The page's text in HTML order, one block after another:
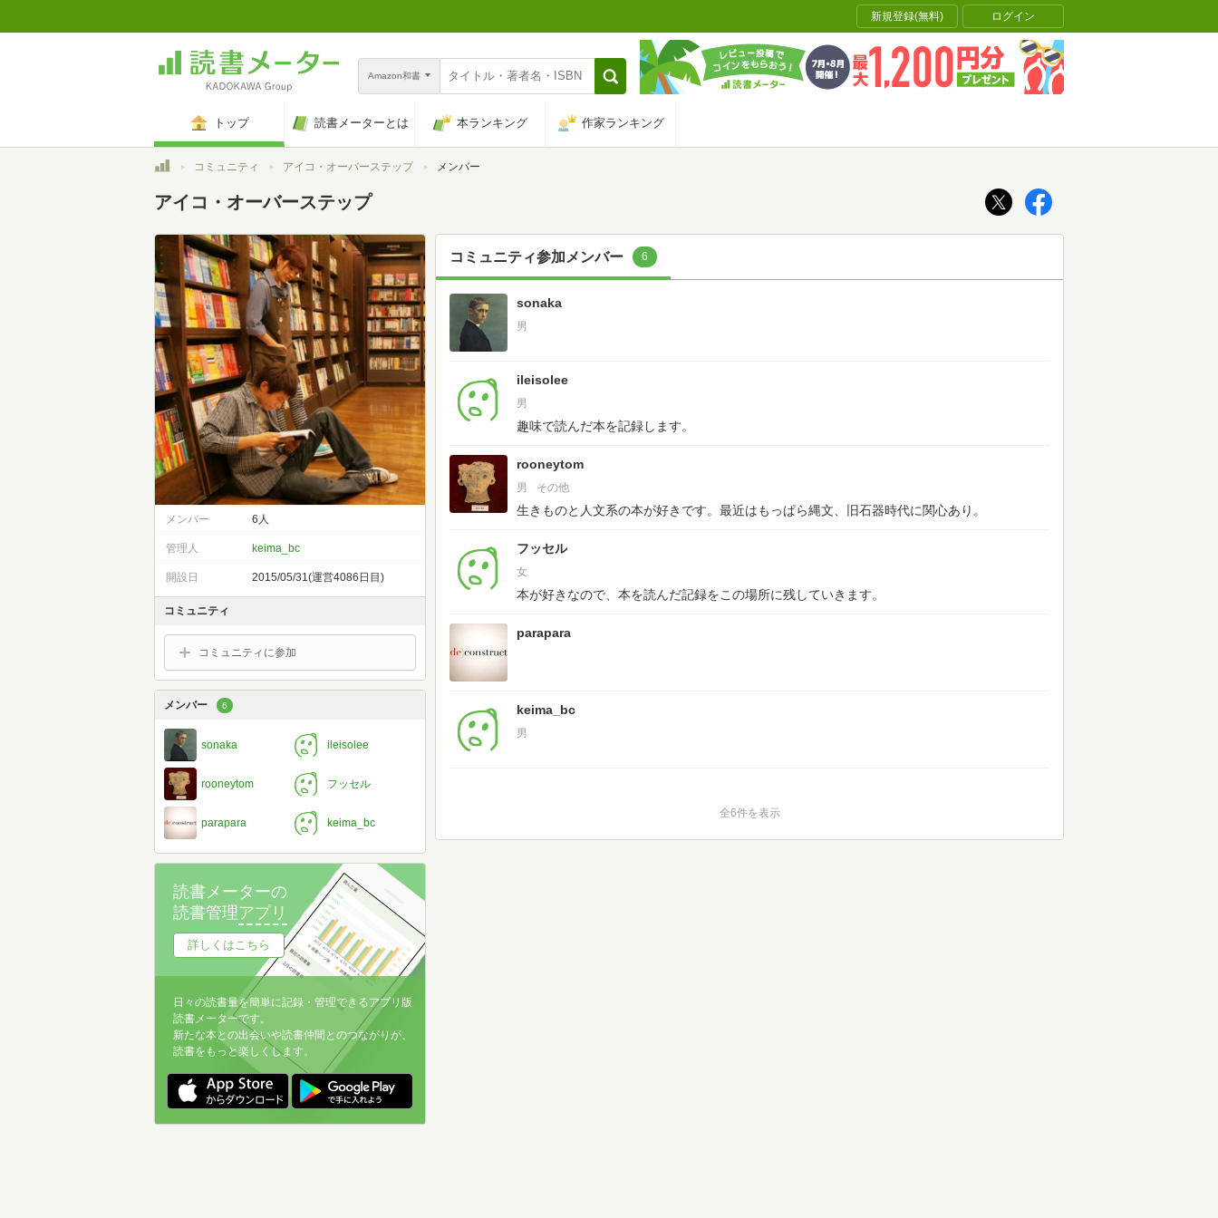
新規登録(無料) ログイン
Amazon和書
トップ 読書メーターとは 本ランキング 作家ランキング
トップコミュニティ アイコ・オーバーステップ メンバー
アイコ・オーバーステップ
コミュニティ参加メンバー 6
sonaka
男
ileisolee
男
趣味で読んだ本を記録します。
rooneytom
男 その他
生きものと人文系の本が好きです。最近はもっぱら縄文、旧石器時代に関心あり。
フッセル
女
本が好きなので、本を読んだ記録をこの場所に残していきます。
parapara
keima_bc
男
全6件を表示
メンバー 6人
管理人 keima_bc
開設日 2015/05/31(運営4086日目)
コミュニティ
コミュニティに参加
メンバー 6
sonaka ileisolee
rooneytom フッセル
parapara keima_bc
読書メーターの
読書管理アプリ
詳しくはこちら
日々の読書量を簡単に記録・管理できるアプリ版
読書メーターです。
新たな本との出会いや読書仲間とのつながりが、
読書をもっと楽しくします。